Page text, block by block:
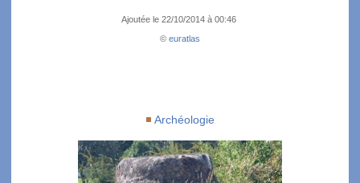
Ajoutée le 22/10/2014 à 00:46
© euratlas
Archéologie